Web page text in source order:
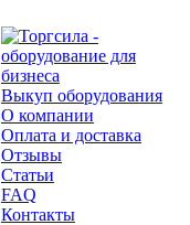
Выкуп оборудования
О компании
Оплата и доставка
Отзывы
Статьи
FAQ
Контакты